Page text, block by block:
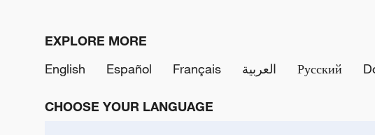
EXPLORE MORE
English
Español Français العربية Русский
CHOOSE YOUR LANGUAGE